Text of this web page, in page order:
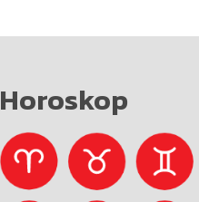
Horoskop